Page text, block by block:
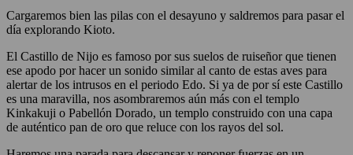
Cargaremos bien las pilas con el desayuno y saldremos para pasar el
día explorando Kioto.
El Castillo de Nijo es famoso por sus suelos de ruiseñor que tienen
ese apodo por hacer un sonido similar al canto de estas aves para
alertar de los intrusos en el periodo Edo. Si ya de por sí este Castillo
es una maravilla, nos asombraremos aún más con el templo
Kinkakuji o Pabellón Dorado, un templo construido con una capa
de auténtico pan de oro que reluce con los rayos del sol.